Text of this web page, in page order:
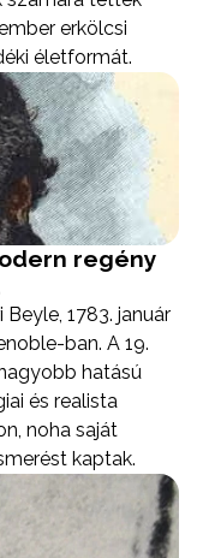
erkölcsi
életformát.
regény
1783. január
ban. A 19.
hatású
és realista
noha saját
kaptak.